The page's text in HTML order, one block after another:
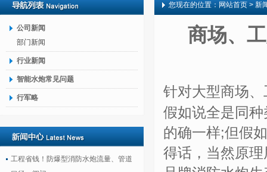
公司新闻
部门新闻
行业新闻
智能水炮常见问题
行军略
工程省钱！防爆型消防水炮流量、管道
您现在的位置： 网站首页 > 新
商场、
针对大型商场
假如说全是同
的确一样;但假
得话，当然原